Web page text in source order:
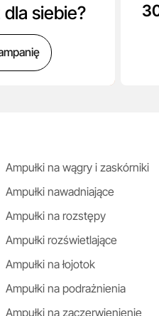
siebie?
Ampułki na wągry i zaskórniki
Ampułki nawadniające
Ampułki na rozstępy
Ampułki rozświetlające
Ampułki na łojotok
Ampułki na podrażnienia
Ampułki na zaczerwienienie